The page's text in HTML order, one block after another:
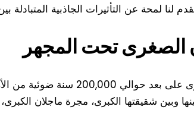
لنا لمحة عن التأثيرات الجاذبية المتبادلة
الصغرى تحت المجهر
تقع مجرة ماجلان الصغرى
وبين شقيقتها الكبرى، مجرة ماجلان